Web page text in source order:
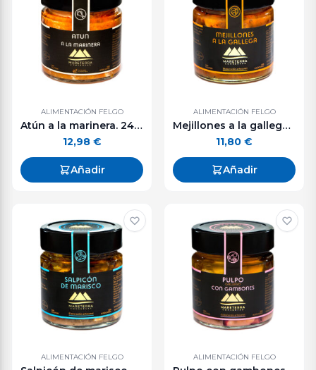
ALIMENTACIÓN FELGO
Atún a la marinera. 240 g.
12,98 €
Añadir
ALIMENTACIÓN FELGO
Mejillones a la gallega. 240 g.
11,80 €
Añadir
ALIMENTACIÓN FELGO ALIMENTACIÓN FELGO